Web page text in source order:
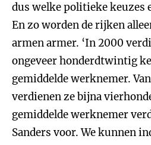
dus welke politieke keuzes
En zo worden de rijken
armen armer. ‘In 2000
ongeveer honderdtwintig
gemiddelde werknemer.
verdienen ze bijna
gemiddelde werknemer
Sanders voor. We kunnen